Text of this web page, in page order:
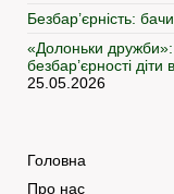
Безбар’єрність:
«Долоньки
безбар’єрності
25.05.2026
Головна
Про нас